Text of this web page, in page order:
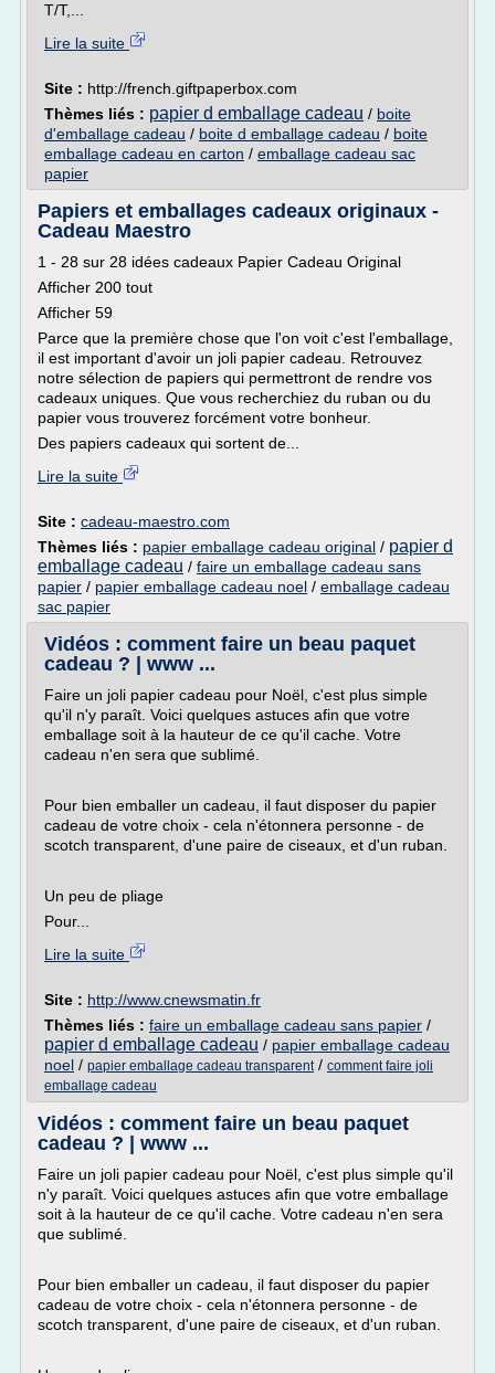
T/T,...
Lire la suite
Site : http://french.giftpaperbox.com
Thèmes liés : papier d emballage cadeau / boite
d'emballage cadeau / boite d emballage cadeau / boite
emballage cadeau en carton / emballage cadeau sac
papier
Papiers et emballages cadeaux originaux -
Cadeau Maestro
1 - 28 sur 28 idées cadeaux Papier Cadeau Original
Afficher 200 tout
Afficher 59
Parce que la première chose que l'on voit c'est l'emballage,
il est important d'avoir un joli papier cadeau. Retrouvez
notre sélection de papiers qui permettront de rendre vos
cadeaux uniques. Que vous recherchiez du ruban ou du
papier vous trouverez forcément votre bonheur.
Des papiers cadeaux qui sortent de...
Lire la suite
Site : cadeau-maestro.com
Thèmes liés : papier emballage cadeau original / papier d
emballage cadeau / faire un emballage cadeau sans
papier / papier emballage cadeau noel / emballage cadeau
sac papier
Vidéos : comment faire un beau paquet
cadeau ? | www ...
Faire un joli papier cadeau pour Noël, c'est plus simple
qu'il n'y paraît. Voici quelques astuces afin que votre
emballage soit à la hauteur de ce qu'il cache. Votre
cadeau n'en sera que sublimé.
Pour bien emballer un cadeau, il faut disposer du papier
cadeau de votre choix - cela n'étonnera personne - de
scotch transparent, d'une paire de ciseaux, et d'un ruban.
Un peu de pliage
Pour...
Lire la suite
Site : http://www.cnewsmatin.fr
Thèmes liés : faire un emballage cadeau sans papier /
papier d emballage cadeau / papier emballage cadeau
noel / papier emballage cadeau transparent/ comment faire joli
emballage cadeau
Vidéos : comment faire un beau paquet
cadeau ? | www ...
Faire un joli papier cadeau pour Noël, c'est plus simple qu'il
n'y paraît. Voici quelques astuces afin que votre emballage
soit à la hauteur de ce qu'il cache. Votre cadeau n'en sera
que sublimé.
Pour bien emballer un cadeau, il faut disposer du papier
cadeau de votre choix - cela n'étonnera personne - de
scotch transparent, d'une paire de ciseaux, et d'un ruban.